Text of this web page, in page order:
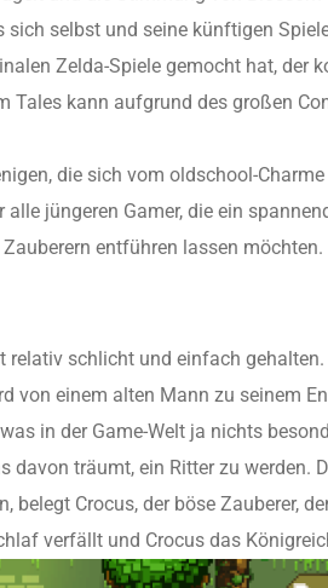
sich selbst und seine künftigen
Zelda-Spiele gemocht hat, der
Tales kann aufgrund des großen
die sich vom oldschool-
jüngeren Gamer, die ein
entführen lassen möchten.
relativ schlicht und einfach
von einem alten Mann zu seinem
in der Game-Welt ja nichts
davon träumt, ein Ritter zu werden.
belegt Crocus, der böse Zauberer,
verfällt und Crocus das